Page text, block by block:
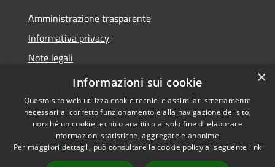
Amministrazione trasparente
Informativa privacy
Note legali
Dichiarazione di accessibilità
Accessibilità
Copyright © 2026 • Comune di
Spoleto • Powered by
×
Informazioni sui cookie
Questo sito web utilizza cookie tecnici e assimilati strettamente
necessari al corretto funzionamento e alla navigazione del sito,
nonché un cookie tecnico analitico al solo fine di elaborare
informazioni statistiche, aggregate e anonime.
Per maggiori dettagli, può consultare la cookie policy al seguente link